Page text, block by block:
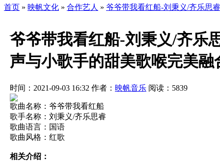
首页 » 映帆文化 » 合作艺人 » 爷爷带我看红船-刘秉义/齐乐思
爷爷带我看红船-刘秉义/齐乐
声与小歌手的甜美歌喉完美融
时间：2021-09-03 16:32 作者： 映帆音乐 阅读： 5839
歌曲名称：爷爷带我看红船
歌手名称：刘秉义/齐乐思睿
歌曲语言：国语
歌曲风格：红歌
相关介绍：